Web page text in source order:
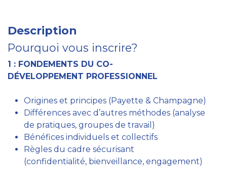
Description
Pourquoi vous inscrire?
1 : FONDEMENTS DU CO-
DÉVELOPPEMENT PROFESSIONNEL
Origines et principes (Payette & Champagne)
Différences avec d’autres méthodes (analyse
de pratiques, groupes de travail)
Bénéfices individuels et collectifs
Règles du cadre sécurisant
(confidentialité, bienveillance, engagement)